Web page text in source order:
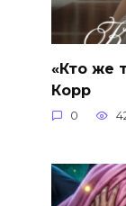
«Кто же
Корр
0